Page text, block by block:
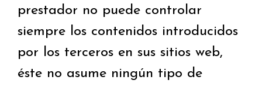
prestador no puede controlar
siempre los contenidos introducidos
por los terceros en sus sitios web,
éste no asume ningún tipo de